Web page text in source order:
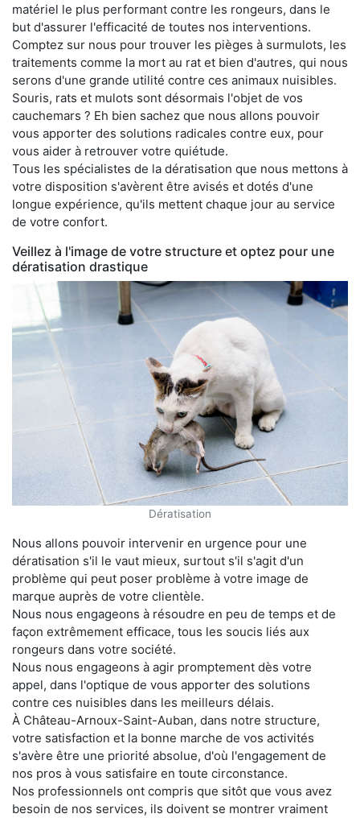
matériel le plus performant contre les rongeurs, dans le
but d'assurer l'efficacité de toutes nos interventions.
Comptez sur nous pour trouver les pièges à surmulots, les
traitements comme la mort au rat et bien d'autres, qui nous
serons d'une grande utilité contre ces animaux nuisibles.
Souris, rats et mulots sont désormais l'objet de vos
cauchemars ? Eh bien sachez que nous allons pouvoir
vous apporter des solutions radicales contre eux, pour
vous aider à retrouver votre quiétude.
Tous les spécialistes de la dératisation que nous mettons à
votre disposition s'avèrent être avisés et dotés d'une
longue expérience, qu'ils mettent chaque jour au service
de votre confort.
Veillez à l'image de votre structure et optez pour une
dératisation drastique
Dératisation
Nous allons pouvoir intervenir en urgence pour une
dératisation s'il le vaut mieux, surtout s'il s'agit d'un
problème qui peut poser problème à votre image de
marque auprès de votre clientèle.
Nous nous engageons à résoudre en peu de temps et de
façon extrêmement efficace, tous les soucis liés aux
rongeurs dans votre société.
Nous nous engageons à agir promptement dès votre
appel, dans l'optique de vous apporter des solutions
contre ces nuisibles dans les meilleurs délais.
À Château-Arnoux-Saint-Auban, dans notre structure,
votre satisfaction et la bonne marche de vos activités
s'avère être une priorité absolue, d'où l'engagement de
nos pros à vous satisfaire en toute circonstance.
Nos professionnels ont compris que sitôt que vous avez
besoin de nos services, ils doivent se montrer vraiment